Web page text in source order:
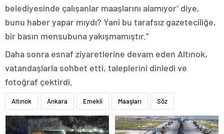
belediyesinde çalışanlar maaşlarını alamıyor’ diye,
bunu haber yapar mıydı? Yani bu tarafsız gazeteciliğe,
bir basın mensubuna yakışmamıştır.”
Daha sonra esnaf ziyaretlerine devam eden Altınok,
vatandaşlarla sohbet etti, taleplerini dinledi ve
fotoğraf çektirdi.
Altınok Ankara Emekli Maaşları Söz